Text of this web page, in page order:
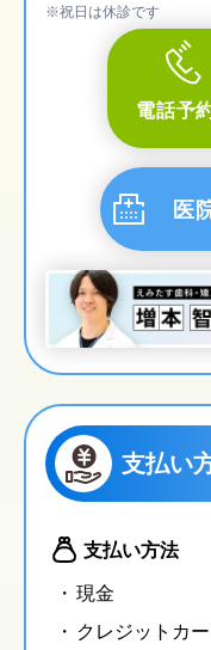
※祝日は休診です
電話予
医
支払い
支払い方法
現金
クレジットカ